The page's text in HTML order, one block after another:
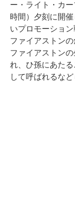
ー・ライト・カ
時間）夕刻に開
いプロモーショ
ファイアストン
ファイアストン
れ、ひ孫にあた
して呼ばれるなど